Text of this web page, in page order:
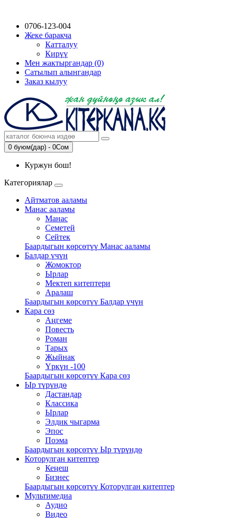
0706-123-004
Жеке баракча
Катталуу
Кирүү
Мен жактыргандар (0)
Сатылып алынгандар
Заказ кылуу
0 буюм(дар) - 0Сом
Куржун бош!
Категориялар
Айтматов ааламы
Манас ааламы
Манас
Семетей
Сейтек
Баардыгын көрсөтүү Манас ааламы
Балдар үчүн
Жомоктор
Ырлар
Мектеп китептери
Аралаш
Баардыгын көрсөтүү Балдар үчүн
Кара сөз
Аңгеме
Повесть
Роман
Тарых
Жыйнак
Үркүн -100
Баардыгын көрсөтүү Кара сөз
Ыр түрүндө
Дастандар
Классика
Ырлар
Элдик чыгарма
Эпос
Поэма
Баардыгын көрсөтүү Ыр түрүндө
Которулган китептер
Кеңеш
Бизнес
Баардыгын көрсөтүү Которулган китептер
Мультимедиа
Аудио
Видео